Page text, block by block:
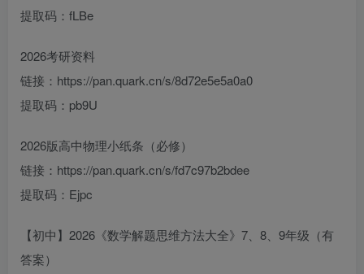
提取码：fLBe
2026考研资料
链接：https://pan.quark.cn/s/8d72e5e5a0a0
提取码：pb9U
2026版高中物理小纸条（必修）
链接：https://pan.quark.cn/s/fd7c97b2bdee
提取码：Ejpc
【初中】2026《数学解题思维方法大全》7、8、9年级（有
答案）